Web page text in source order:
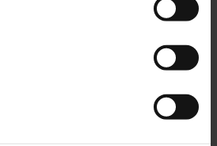
Baldosas hidráulicas en